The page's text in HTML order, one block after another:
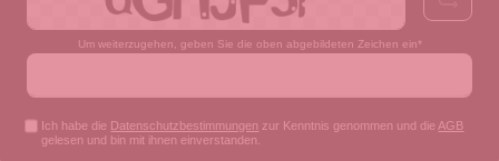
Um weiterzugehen, geben Sie die oben abgebildeten Zeichen ein*
Ich habe die Datenschutzbestimmungen zur Kenntnis genommen und die AGB
gelesen und bin mit ihnen einverstanden.